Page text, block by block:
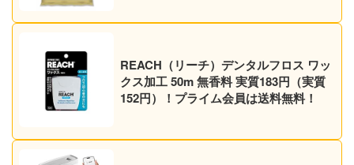
REACH（リーチ）デンタルフロス ワッ
クス加工 50m 無香料 実質183円（実質
152円）！プライム会員は送料無料！